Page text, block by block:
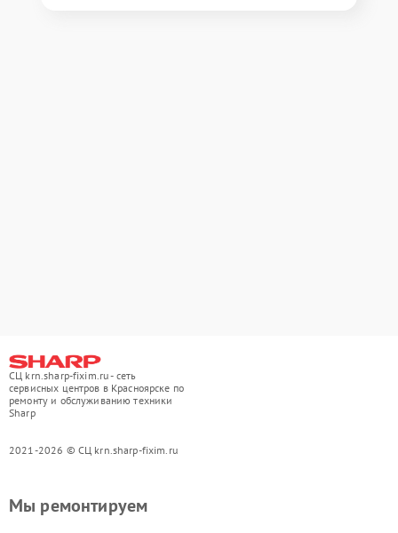
СЦ krn.sharp-fixim.ru - сеть
сервисных центров в Красноярске по
ремонту и обслуживанию техники
Sharp
2021-2026 © СЦ krn.sharp-fixim.ru
Мы ремонтируем